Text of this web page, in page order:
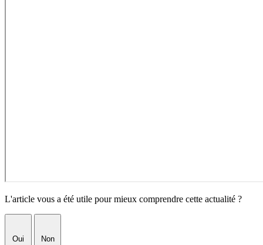
L'article vous a été utile pour mieux comprendre cette actualité ?
Oui Non